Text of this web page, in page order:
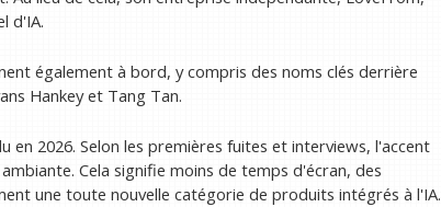
d'IA.
également à bord, y compris des noms clés derrière
Hankey et Tang Tan.
en 2026. Selon les premières fuites et interviews, l'accent
Cela signifie moins de temps d'écran, des
une toute nouvelle catégorie de produits intégrés à l'IA.